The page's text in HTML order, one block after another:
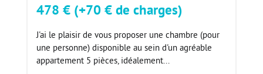
478 € (+70 € de charges)
J'ai le plaisir de vous proposer une chambre (pour
une personne) disponible au sein d'un agréable
appartement 5 pièces, idéalement...